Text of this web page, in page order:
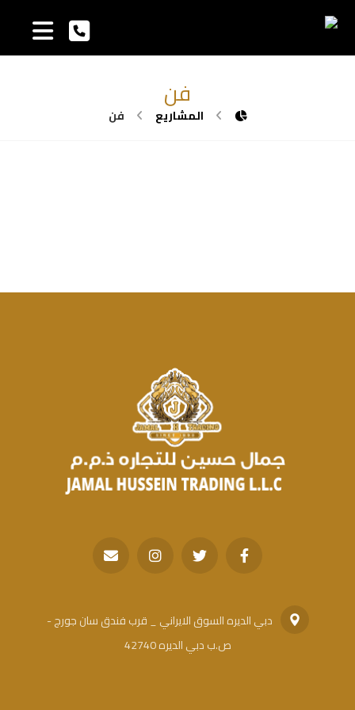
فن
المشاريع فن
دبي الديره السوق الايراني _ قرب فندق سان جورج -
ص.ب دبي الديره 42740